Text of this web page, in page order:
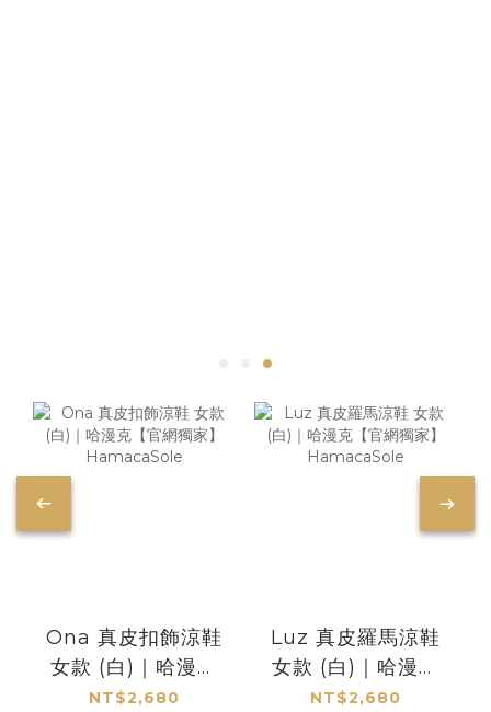
Ona 真皮扣飾涼鞋
女款 (白)｜哈漫克
【官網獨家】
NT$2,680
Luz 真皮羅馬涼鞋
女款 (白)｜哈漫克
【官網獨家】
NT$2,680